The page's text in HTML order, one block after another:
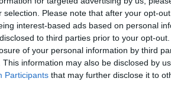
selection. Please note that after your opt-
interest-based ads based on personal
to third parties prior to your opt-
of your personal information by third
This information may also be disclosed by
Participants that may further disclose it to